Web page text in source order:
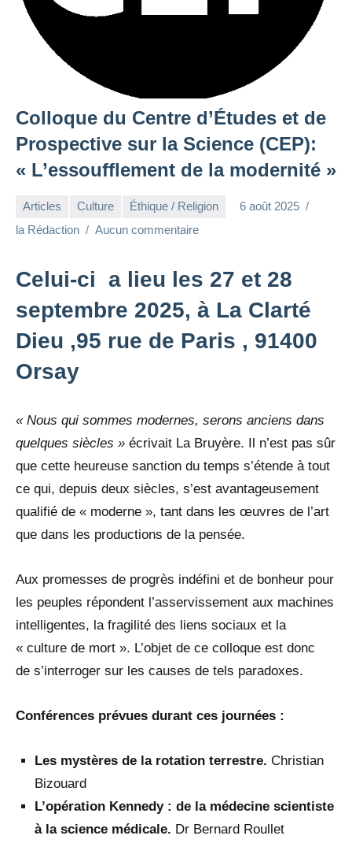
Colloque du Centre d’Études et de
Prospective sur la Science (CEP):
« L’essoufflement de la modernité »
Articles Culture Éthique / Religion
6 août 2025
la Rédaction
Aucun commentaire
Celui-ci a lieu les 27 et 28
septembre 2025, à La Clarté
Dieu ,95 rue de Paris , 91400
Orsay
« Nous qui sommes modernes, serons anciens dans
quelques siècles » écrivait La Bruyère. Il n’est pas sûr
que cette heureuse sanction du temps s’étende à tout
ce qui, depuis deux siècles, s’est avantageusement
qualifié de « moderne », tant dans les œuvres de l’art
que dans les productions de la pensée.
Aux promesses de progrès indéfini et de bonheur pour
les peuples répondent l’asservissement aux machines
intelligentes, la fragilité des liens sociaux et la
« culture de mort ». L’objet de ce colloque est donc
de s’interroger sur les causes de tels paradoxes.
Conférences prévues durant ces journées :
Les mystères de la rotation terrestre. Christian
Bizouard
L’opération Kennedy : de la médecine scientiste
à la science médicale. Dr Bernard Roullet